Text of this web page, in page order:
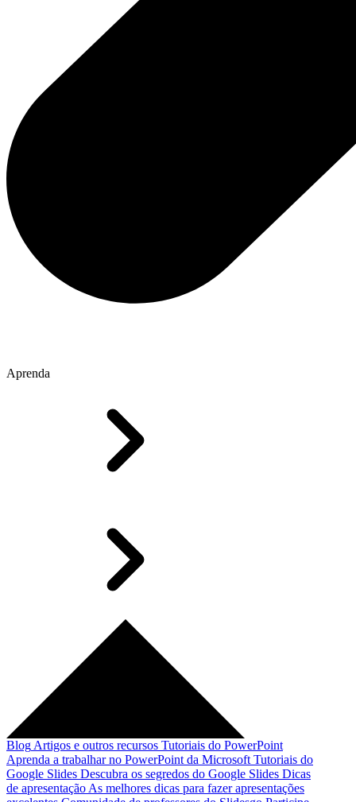
Aprenda
Blog Artigos e outros recursos Tutoriais do PowerPoint
Aprenda a trabalhar no PowerPoint da Microsoft Tutoriais do
Google Slides Descubra os segredos do Google Slides Dicas
de apresentação As melhores dicas para fazer apresentações